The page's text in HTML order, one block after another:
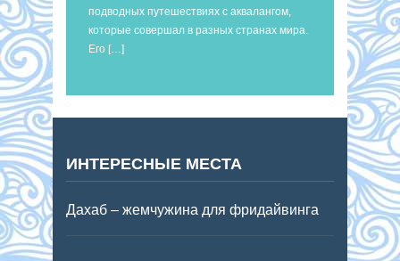
подводных путешествиях с аквалангом,
которые совершал в разных странах мира.
Его […]
ИНТЕРЕСНЫЕ МЕСТА
Дахаб – жемчужина для фридайвинга